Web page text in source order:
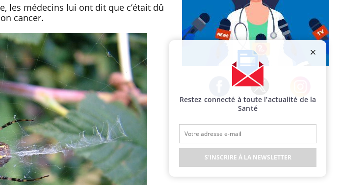
les médecins lui ont dit que c’était dû
cancer.
Facebook Twitter Instagram
Restez connecté à toute l’actualité de la
Santé
S'INSCRIRE À LA NEWSLETTER